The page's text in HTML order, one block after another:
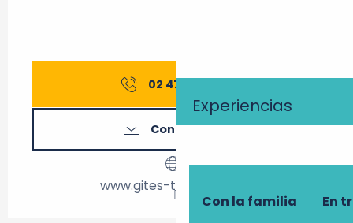
Experiencias
Con la familia En
02 47 27 56
Contáctenos
www.gites-touraine.com